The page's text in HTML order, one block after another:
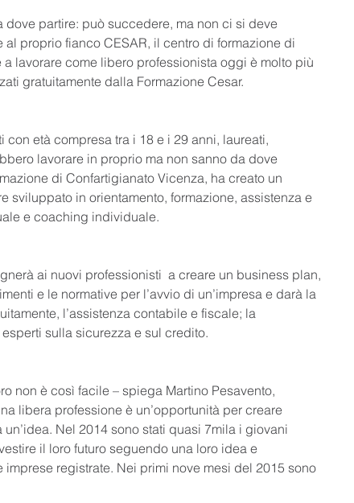
dove partire: può succedere, ma non ci si deve
proprio fianco CESAR, il centro di formazione di
lavorare come libero professionista oggi è molto più
gratuitamente dalla Formazione Cesar.
età compresa tra i 18 e i 29 anni, laureati,
lavorare in proprio ma non sanno da dove
di Confartigianato Vicenza, ha creato un
sviluppato in orientamento, formazione, assistenza e
e coaching individuale.
ai nuovi professionisti  a creare un business plan,
e le normative per l’avvio di un’impresa e darà la
l’assistenza contabile e fiscale; la
sulla sicurezza e sul credito.
non è così facile – spiega Martino Pesavento,
libera professione è un’opportunità per creare
Nel 2014 sono stati quasi 7mila i giovani
il loro futuro seguendo una loro idea e
imprese registrate. Nei primi nove mesi del 2015 sono